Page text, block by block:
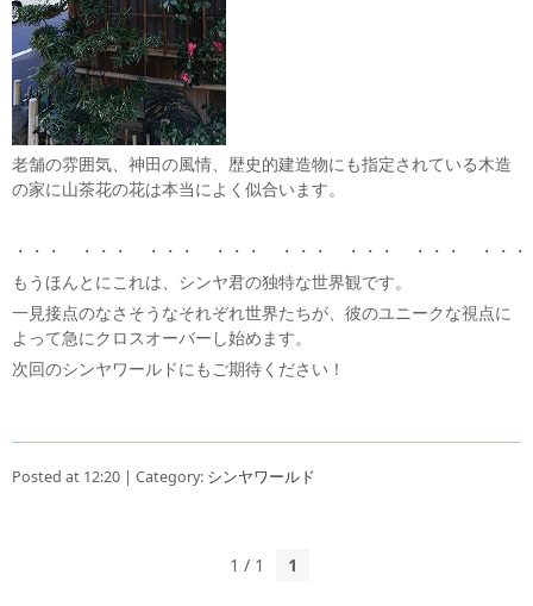
老舗の雰囲気、神田の風情、歴史的建造物にも指定されている木造
の家に山茶花の花は本当によく似合います。
・・・ ・・・ ・・・ ・・・ ・・・ ・・・ ・・・ ・
もうほんとにこれは、シンヤ君の独特な世界観です。
一見接点のなさそうなそれぞれ世界たちが、彼のユニークな視点に
よって急にクロスオーバーし始めます。
次回のシンヤワールドにもご期待ください！
Posted at 12:20 | Category: シンヤワールド
1 / 1 1